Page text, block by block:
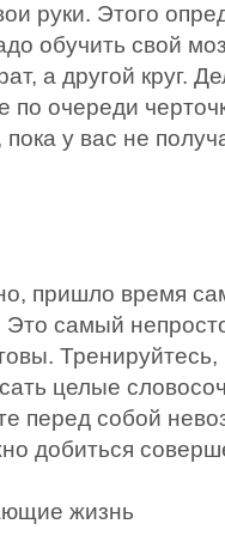
руки. Этого
обучить свой
а другой круг.
по очереди
у вас не
пришло время
самый
Тренируйтесь,
целые
перед собой
добиться
жизнь